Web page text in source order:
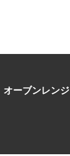
オーブンレンジ